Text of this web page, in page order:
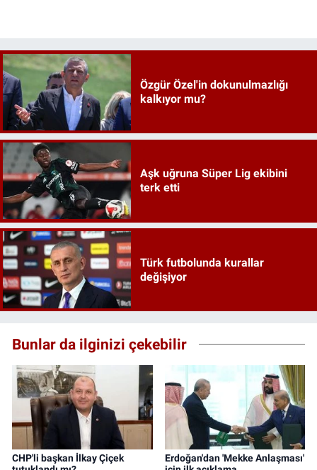
Özgür Özel'in dokunulmazlığı
kalkıyor mu?
Aşk uğruna Süper Lig ekibini
terk etti
Türk futbolunda kurallar
değişiyor
Bunlar da ilginizi çekebilir
CHP'li başkan İlkay Çiçek
Erdoğan'dan 'Mekke Anlaşması'